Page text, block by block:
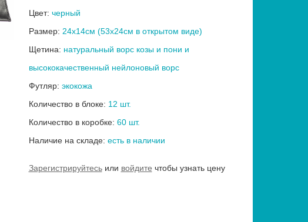
Цвет: черный
Размер: 24х14см (53х24см в открытом виде)
Щетина: натуральный ворс козы и пони и
высококачественный нейлоновый ворс
Футляр: экокожа
Количество в блоке: 12 шт.
Количество в коробке: 60 шт.
Наличие на складе: есть в наличии
Зарегистрируйтесьили войдите чтобы узнать цену